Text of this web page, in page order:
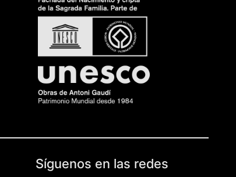
Síguenos en las redes